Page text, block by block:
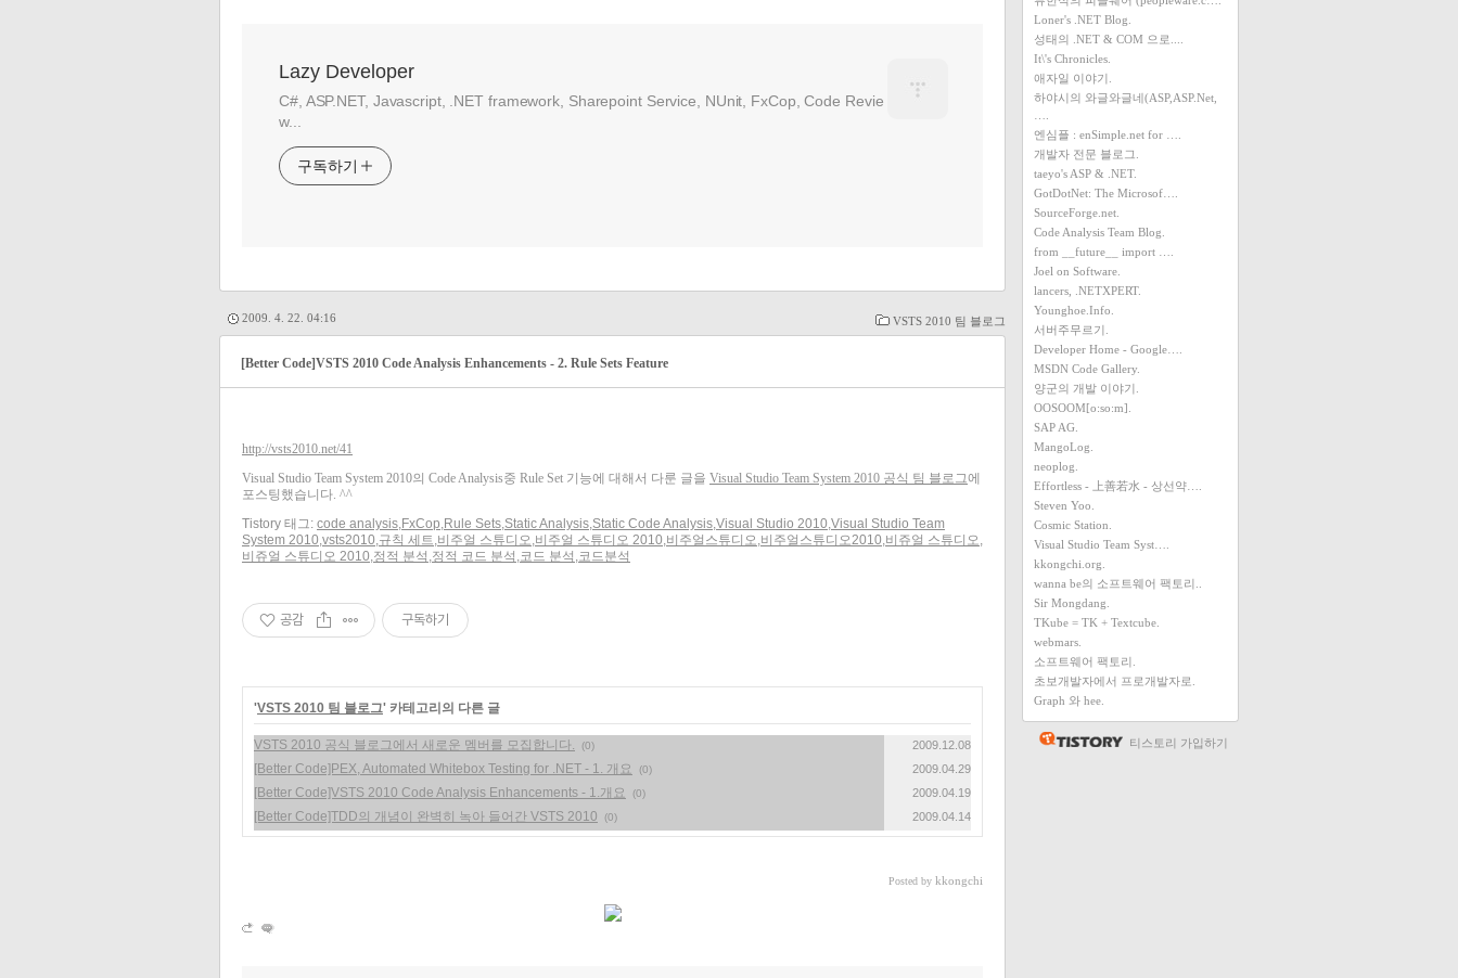
Lazy Developer
C#, ASP.NET, Javascript, .NET framework, Sharepoint Service, NUnit, FxCop, Code Revie
w...
구독하기
VSTS 2010 팀 블로그
2009. 4. 22. 04:16
[Better Code]VSTS 2010 Code Analysis Enhancements - 2. Rule Sets Feature
http://vsts2010.net/41
Visual Studio Team System 2010의 Code Analysis중 Rule Set 기능에 대해서 다룬 글을 Visual Studio Team System 2010 공식 팀 블로그에
포스팅했습니다. ^^
Tistory 태그: code analysis,FxCop,Rule Sets,Static Analysis,Static Code Analysis,Visual Studio 2010,Visual Studio Team
System 2010,vsts2010,규칙 세트,비주얼 스튜디오,비주얼 스튜디오 2010,비주얼스튜디오,비주얼스튜디오2010,비쥬얼 스튜디오,
비쥬얼 스튜디오 2010,정적 분석 ,정적 코드 분석 ,코드 분석 ,코드분석
공감 구독하기
'VSTS 2010 팀 블로그' 카테고리의 다른 글
VSTS 2010 공식 블로그에서 새로운 멤버를 모집합니다. (0) 2009.12.08
[Better Code]PEX, Automated Whitebox Testing for .NET - 1. 개요 (0) 2009.04.29
[Better Code]VSTS 2010 Code Analysis Enhancements - 1.개요 (0) 2009.04.19
[Better Code]TDD의 개념이 완벽히 녹아 들어간 VSTS 2010 (0) 2009.04.14
Posted by kkongchi
Loner's .NET Blog.
성태의 .NET & COM 으로....
It\'s Chronicles.
애자일 이야기.
하야시의 와글와글네(ASP,ASP.Net,
엔심플 : enSimple.net for ….
개발자 전문 블로그.
taeyo's ASP & .NET.
GotDotNet: The Microsof….
SourceForge.net.
Code Analysis Team Blog.
from __future__ import ….
Joel on Software.
lancers, .NETXPERT.
Younghoe.Info.
서버주무르기.
Developer Home - Google….
MSDN Code Gallery.
양군의 개발 이야기.
OOSOOM[o:so:m].
SAP AG.
MangoLog.
neoplog.
Effortless - 上善若水 - 상선약….
Steven Yoo.
Cosmic Station.
Visual Studio Team Syst….
kkongchi.org.
wanna be의 소프트웨어 팩토리..
Sir Mongdang.
TKube = TK + Textcube.
webmars.
소프트웨어 팩토리.
초보개발자에서 프로개발자로.
Graph 와 hee.
티스토리 가입하기